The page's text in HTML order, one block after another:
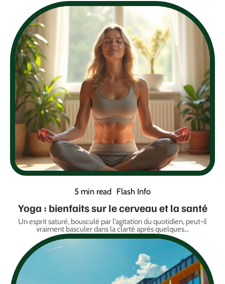
5 min read Flash Info
Yoga : bienfaits sur le cerveau et la santé
Un esprit saturé, bousculé par l’agitation du quotidien, peut-il
vraiment basculer dans la clarté après quelques…